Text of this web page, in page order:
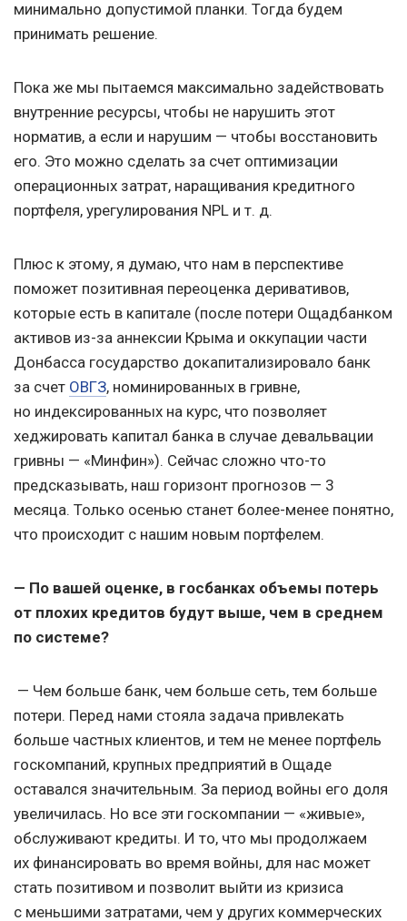
минимально допустимой планки. Тогда будем
принимать решение.
Пока же мы пытаемся максимально задействовать
внутренние ресурсы, чтобы не нарушить этот
норматив, а если и нарушим — чтобы восстановить
его. Это можно сделать за счет оптимизации
операционных затрат, наращивания кредитного
портфеля, урегулирования NPL и т. д.
Плюс к этому, я думаю, что нам в перспективе
поможет позитивная переоценка деривативов,
которые есть в капитале (после потери Ощадбанком
активов из-за аннексии Крыма и оккупации части
Донбасса государство докапитализировало банк
за счет ОВГЗ, номинированных в гривне,
но индексированных на курс, что позволяет
хеджировать капитал банка в случае девальвации
гривны — «Минфин»). Сейчас сложно что-то
предсказывать, наш горизонт прогнозов — 3
месяца. Только осенью станет более-менее понятно,
что происходит с нашим новым портфелем.
— По вашей оценке, в госбанках объемы потерь
от плохих кредитов будут выше, чем в среднем
по системе?
— Чем больше банк, чем больше сеть, тем больше
потери. Перед нами стояла задача привлекать
больше частных клиентов, и тем не менее портфель
госкомпаний, крупных предприятий в Ощаде
оставался значительным. За период войны его доля
увеличилась. Но все эти госкомпании — «живые»,
обслуживают кредиты. И то, что мы продолжаем
их финансировать во время войны, для нас может
стать позитивом и позволит выйти из кризиса
с меньшими затратами, чем у других коммерческих